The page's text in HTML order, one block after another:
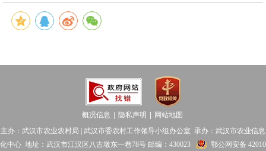
概况信息 隐私声明
网站地图
主办：武汉市农业农村局 | 武汉市委农村工作领导小组办公室 承办：武汉市农业信息
化中心 地址：武汉市江汉区八古墩东一巷78号 邮编：430023
鄂公网安备 42010